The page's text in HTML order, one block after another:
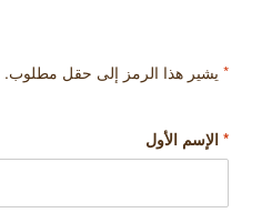
* يشير هذا الرمز إلى حقل مطلوب.
* الإسم الأول